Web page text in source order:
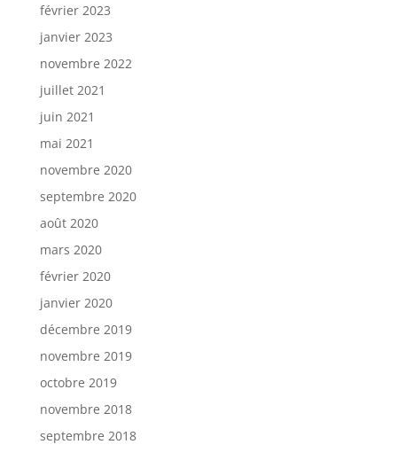
février 2023
janvier 2023
novembre 2022
juillet 2021
juin 2021
mai 2021
novembre 2020
septembre 2020
août 2020
mars 2020
février 2020
janvier 2020
décembre 2019
novembre 2019
octobre 2019
novembre 2018
septembre 2018